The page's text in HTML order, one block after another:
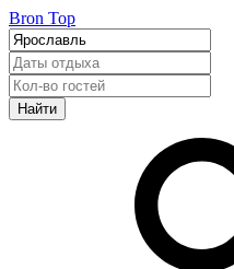
Bron Top
Найти